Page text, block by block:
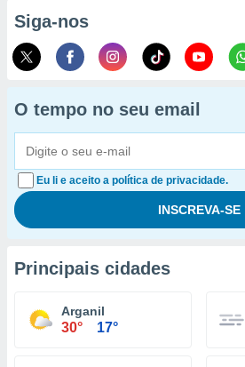
Siga-nos
O tempo no seu email
Eu li e aceito a política de privacidade.
Principais cidades
Arganil
30° 17°